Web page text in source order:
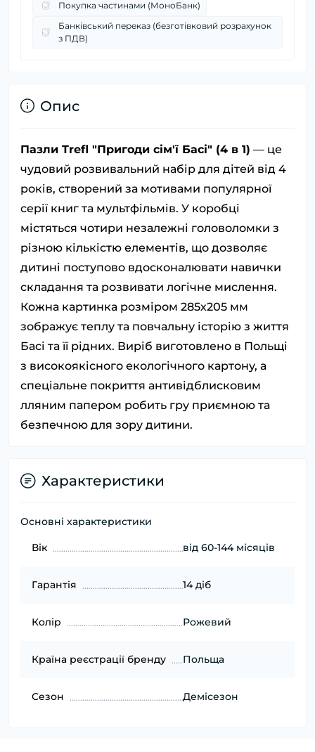
Покупка частинами (МоноБанк)
Банківський переказ (безготівковий розрахунок
з ПДВ)
Опис
Пазли Trefl "Пригоди сім'ї Басі" (4 в 1) — це
чудовий розвивальний набір для дітей від 4
років, створений за мотивами популярної
серії книг та мультфільмів. У коробці
містяться чотири незалежні головоломки з
різною кількістю елементів, що дозволяє
дитині поступово вдосконалювати навички
складання та розвивати логічне мислення.
Кожна картинка розміром 285х205 мм
зображує теплу та повчальну історію з життя
Басі та її рідних. Виріб виготовлено в Польщі
з високоякісного екологічного картону, а
спеціальне покриття антивідблисковим
лляним папером робить гру приємною та
безпечною для зору дитини.
Характеристики
Основні характеристики
Вік від 60-144 місяців
Гарантія 14 діб
Колір Рожевий
Країна реєстрації бренду Польща
Сезон Демісезон